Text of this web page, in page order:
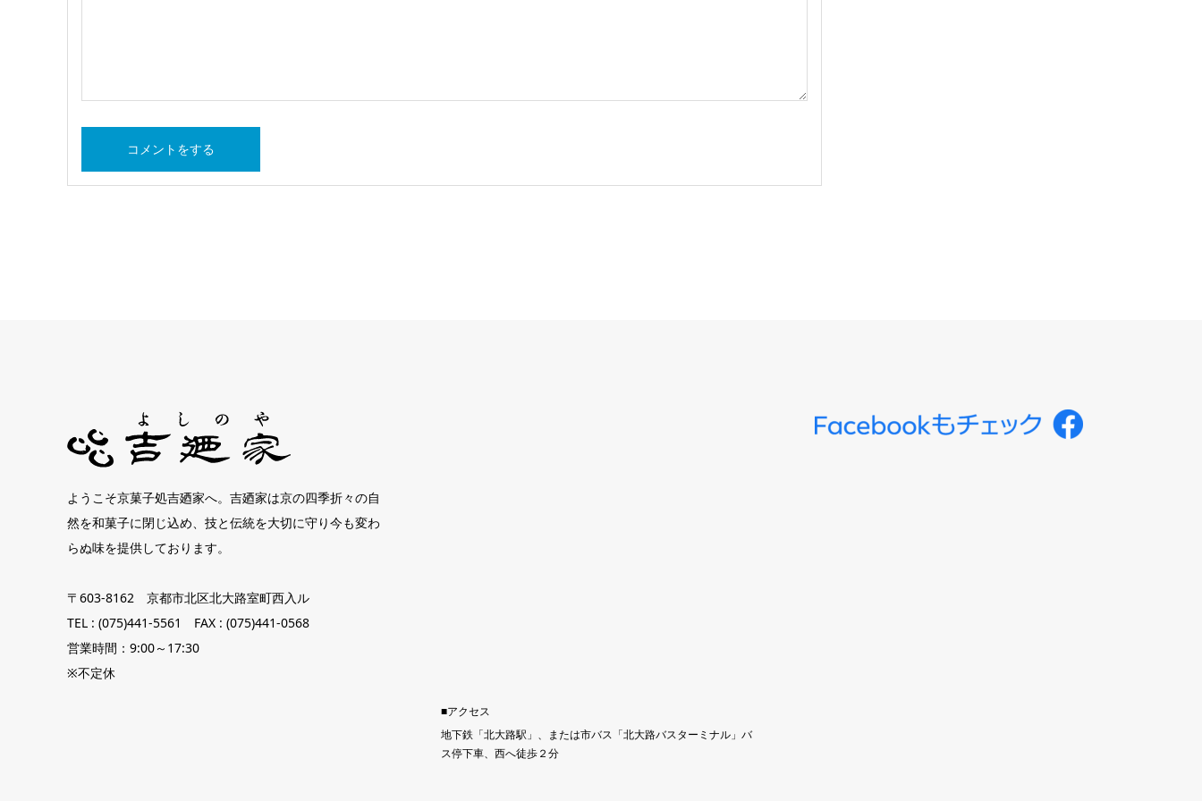
ようこそ京菓子処吉廼家へ。吉廼家は京の四季折々の自
然を和菓子に閉じ込め、技と伝統を大切に守り今も変わ
らぬ味を提供しております。
〒603-8162 京都市北区北大路室町西入ル
TEL : (075)441-5561 FAX : (075)441-0568
営業時間：9:00～17:30
※不定休
■アクセス
地下鉄「北大路駅」、または市バス「北大路バスターミナル」バ
ス停下車、西へ徒歩２分